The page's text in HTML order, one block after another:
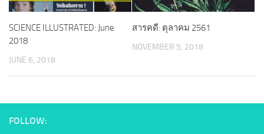
SCIENCE ILLUSTRATED: June
2018
JUNE 6, 2018
สารคดี: ตุลาคม 2561
NOVEMBER 5, 2018
FOLLOW: